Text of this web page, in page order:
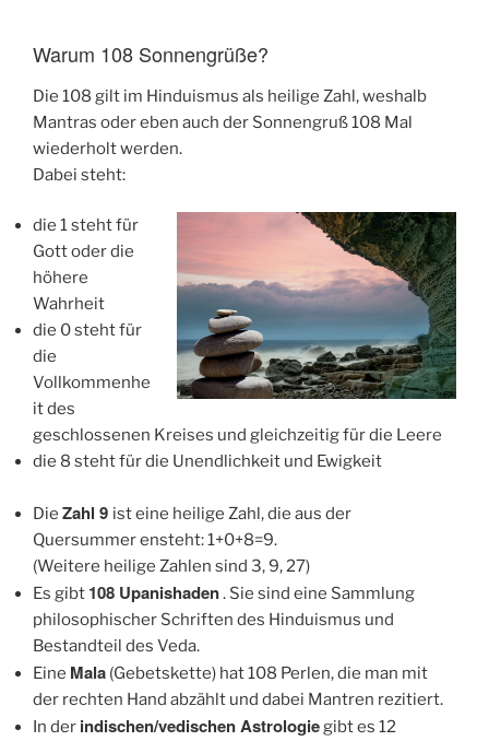
Warum 108 Sonnengrüße?
Die 108 gilt im Hinduismus als heilige Zahl, weshalb
Mantras oder eben auch der Sonnengruß 108 Mal
wiederholt werden.
Dabei steht:
die 1 steht für
Gott oder die
höhere
Wahrheit
die 0 steht für
die
Vollkommenhe
it des
geschlossenen Kreises und gleichzeitig für die Leere
die 8 steht für die Unendlichkeit und Ewigkeit
Die Zahl 9 ist eine heilige Zahl, die aus der
Quersummer ensteht: 1+0+8=9.
(Weitere heilige Zahlen sind 3, 9, 27)
Es gibt 108 Upanishaden. Sie sind eine Sammlung
philosophischer Schriften des Hinduismus und
Bestandteil des Veda.
Eine Mala (Gebetskette) hat 108 Perlen, die man mit
der rechten Hand abzählt und dabei Mantren rezitiert.
In der indischen/vedischen Astrologiegibt es 12